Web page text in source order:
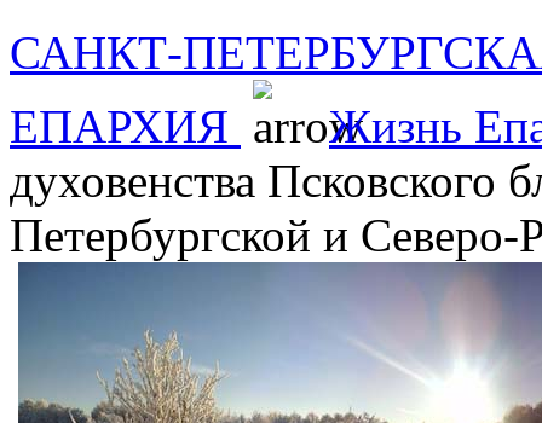
САНКТ-
ЕПАРХИЯ
Жизнь
духовенства Псковского
Петербургской и Северо-